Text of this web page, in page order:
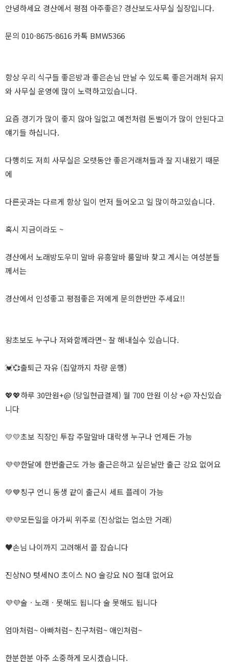
안녕하세요 경산에서 평점 아주좋은? 경산보도사무실 실장입니다.
문의 010-8675-8616 카톡 BMW5366
항상 우리 식구들 좋은방과 좋은손님 만날 수 있도록 좋은거래처 유지
와 사무실 운영에 많이 노력하고있습니다.
요즘 경기가 많이 좋지 않아 일없고 예전처럼 돈벌이가 많이 안된다고
얘기들 하십니다.
다행히도 저희 사무실은 오랫동안 좋은거래처들과 잘 지내왔기 때문
에
다른곳과는 다르게 항상 일이 먼저 들어오고 일 많이하고있습니다.
혹시 지금이라도 ~
경산에서 노래방도우미 알바 유흥알바 룸알바 찾고 계시는 여성분들
께서는
경산에서 인성좋고 평점좋은 저에게 문의한번만 주세요!!
왕초보도 누구나 저와함께라면~ 잘 해내실수 있습니다.
💓💞출퇴근 자유 (집앞까지 차량 운행)
💖💖하루 30만원+@ (당일현급결제) 월 700 만원 이상 +@ 자신있습
니다
💛💛초보 직장인 투잡 주말알바 대락생 누구나 언제든 가능
💜💜한달에 한번출근도 가능 출근은하고 싶은날만 출근 강요 없어요
💚💙칭구 언니 동생 같이 출근시 세트 플레이 가능
💜💜모든일을 아가씨 위주로 (진상없는 업소만 거래)
♥손님 나이까지 고려해서 콜 잡습니다
진상NO 텃세NO 초이스 NO 술강요 NO 절대 없어요
💜💜술ㆍ노래ㆍ못해도 됩니다 술 못해도 됩니다
엄마처럼~ 아빠처럼~ 친구처럼~ 애인처럼~
한분한분 아주 소중하게 모시겠습니다.